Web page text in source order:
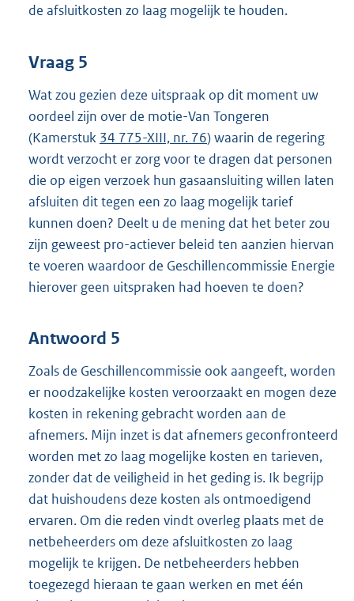
de afsluitkosten zo laag mogelijk te houden.
Vraag 5
Wat zou gezien deze uitspraak op dit moment uw
oordeel zijn over de motie-Van Tongeren
(Kamerstuk 34 775-XIII, nr. 76) waarin de regering
wordt verzocht er zorg voor te dragen dat personen
die op eigen verzoek hun gasaansluiting willen laten
afsluiten dit tegen een zo laag mogelijk tarief
kunnen doen? Deelt u de mening dat het beter zou
zijn geweest pro-actiever beleid ten aanzien hiervan
te voeren waardoor de Geschillencommissie Energie
hierover geen uitspraken had hoeven te doen?
Antwoord 5
Zoals de Geschillencommissie ook aangeeft, worden
er noodzakelijke kosten veroorzaakt en mogen deze
kosten in rekening gebracht worden aan de
afnemers. Mijn inzet is dat afnemers geconfronteerd
worden met zo laag mogelijke kosten en tarieven,
zonder dat de veiligheid in het geding is. Ik begrijp
dat huishoudens deze kosten als ontmoedigend
ervaren. Om die reden vindt overleg plaats met de
netbeheerders om deze afsluitkosten zo laag
mogelijk te krijgen. De netbeheerders hebben
toegezegd hieraan te gaan werken en met één